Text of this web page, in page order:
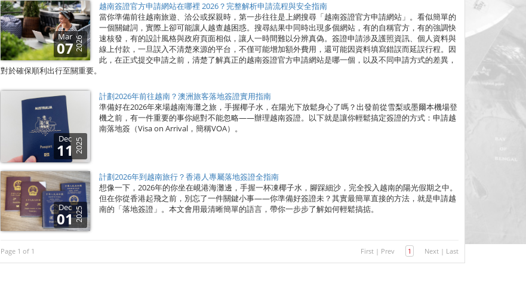
Mar
072026
越南簽證官方申請網站在哪裡 2026？完整解析申請流程與安全指南
當你準備前往越南旅遊、洽公或探親時，第一步往往是上網搜尋「越南簽證官方申請網站」。看似簡單的
一個關鍵詞，實際上卻可能讓人越查越困惑。搜尋結果中同時出現多個網站，有的自稱官方，有的強調快
速核發，有的設計風格與政府頁面相似，讓人一時間難以分辨真偽。簽證申請涉及護照資訊、個人資料與
線上付款，一旦誤入不清楚來源的平台，不僅可能增加額外費用，還可能因資料填寫錯誤而延誤行程。因
此，在正式提交申請之前，清楚了解真正的越南簽證官方申請網站是哪一個，以及不同申請方式的差異，
對於確保順利出行至關重要。
Dec
11 2025
計劃2026年前往越南？澳洲旅客落地簽證實用指南
準備好在2026年來場越南海灘之旅，手握椰子水，在陽光下放鬆身心了嗎？出發前從雪梨或墨爾本機場登
機之前，有一件重要的事你絕對不能忽略——辦理越南簽證。以下就是讓你輕鬆搞定簽證的方式：申請越
南落地簽（Visa on Arrival，簡稱VOA）。
Dec
012025
計劃2026年到越南旅行？香港人專屬落地簽證全指南
想像一下，2026年的你坐在峴港海灘邊，手握一杯凍椰子水，腳踩細沙，完全投入越南的陽光假期之中。
但在你從香港起飛之前，別忘了一件關鍵小事——你準備好簽證未？其實最簡單直接的方法，就是申請越
南的「落地簽證」。本文會用最清晰簡單的語言，帶你一步步了解如何輕鬆搞掂。
Page 1 of 1 First | Prev 1 Next | Last